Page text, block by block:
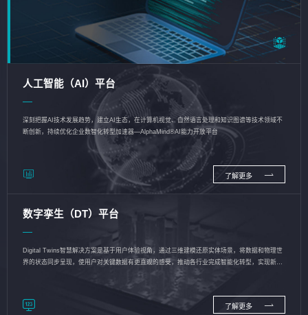
人工智能（AI）平台
深刻把握AI技术发展趋势，建立AI生态，在计算机视觉、自然语言处理和知识图谱等技术领域不
断创新，持续优化企业数智化转型加速器—AlphaMind®AI能力开放平台
了解更多
数字孪生（DT）平台
Digital Twins智慧解决方案是基于用户体验视角，通过三维建模还原实体场景，将数据和物理世
界的状态同步呈现，使用户对关键数据有更直观的感受，推动各行业完成智能化转型，实现新旧
了解更多